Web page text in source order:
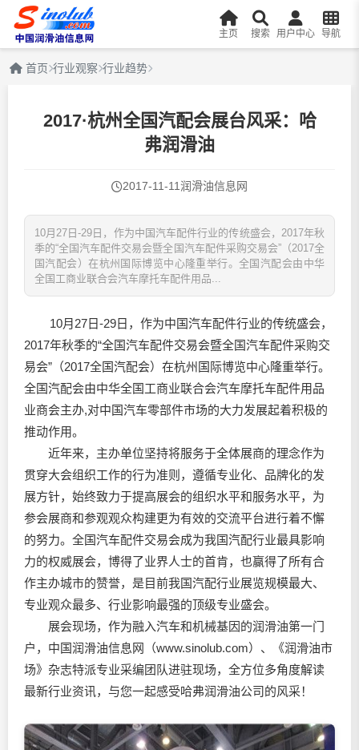
主页 搜索 用户中心 导航
首页 行业观察 行业趋势
2017·杭州全国汽配会展台风采：哈
弗润滑油
2017-11-11润滑油信息网
10月27日-29日，作为中国汽车配件行业的传统盛会，2017年秋
季的“全国汽车配件交易会暨全国汽车配件采购交易会”（2017全
国汽配会）在杭州国际博览中心隆重举行。全国汽配会由中华
全国工商业联合会汽车摩托车配件用品...
10月27日-29日，作为中国汽车配件行业的传统盛会，
2017年秋季的“全国汽车配件交易会暨全国汽车配件采购交
易会”（2017全国汽配会）在杭州国际博览中心隆重举行。
全国汽配会由中华全国工商业联合会汽车摩托车配件用品
业商会主办,对中国汽车零部件市场的大力发展起着积极的
推动作用。
近年来，主办单位坚持将服务于全体展商的理念作为
贯穿大会组织工作的行为准则，遵循专业化、品牌化的发
展方针，始终致力于提高展会的组织水平和服务水平，为
参会展商和参观观众构建更为有效的交流平台进行着不懈
的努力。全国汽车配件交易会成为我国汽配行业最具影响
力的权威展会，博得了业界人士的首肯，也赢得了所有合
作主办城市的赞誉，是目前我国汽配行业展览规模最大、
专业观众最多、行业影响最强的顶级专业盛会。
展会现场，作为融入汽车和机械基因的润滑油第一门
户，中国润滑油信息网（www.sinolub.com）、《润滑油市
场》杂志特派专业采编团队进驻现场，全方位多角度解读
最新行业资讯，与您一起感受哈弗润滑油公司的风采！